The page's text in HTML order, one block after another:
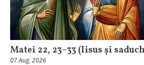
Matei 22, 23–33 (Iisus și
07 Aug, 2026